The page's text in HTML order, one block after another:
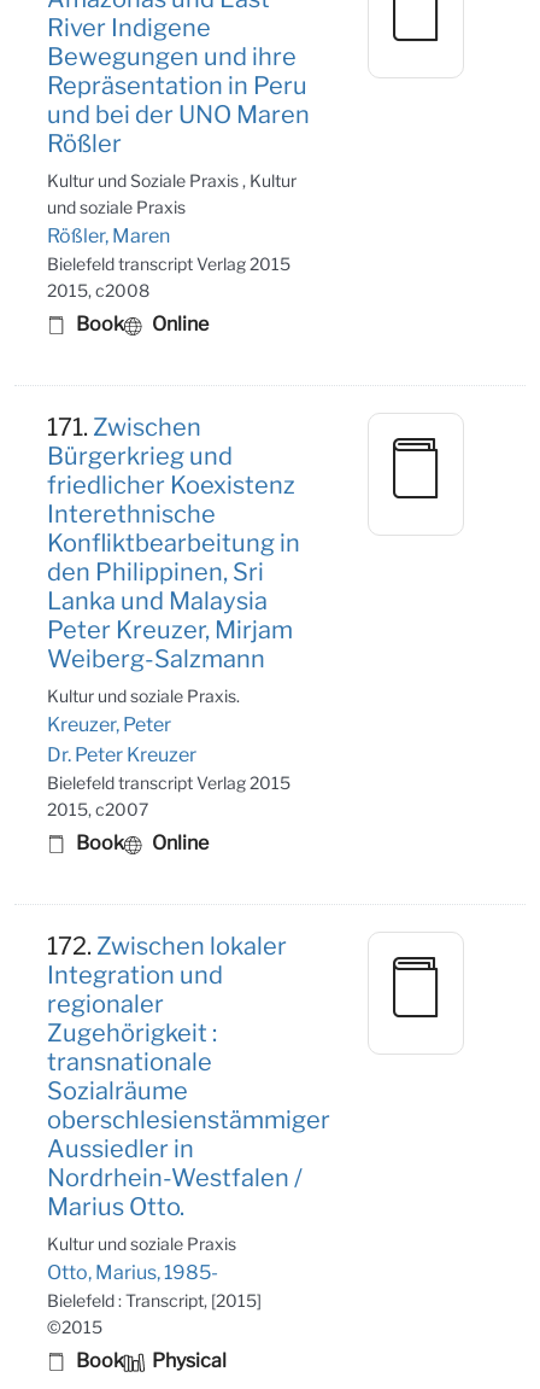
River Indigene
Bewegungen und ihre
Repräsentation in Peru
und bei der UNO Maren
Rößler
Kultur und Soziale Praxis , Kultur
und soziale Praxis
Rößler, Maren
Bielefeld transcript Verlag 2015
2015, c2008
Book Online
171. Zwischen
Bürgerkrieg und
friedlicher Koexistenz
Interethnische
Konfliktbearbeitung in
den Philippinen, Sri
Lanka und Malaysia
Peter Kreuzer, Mirjam
Weiberg-Salzmann
Kultur und soziale Praxis.
Kreuzer, Peter
Dr. Peter Kreuzer
Bielefeld transcript Verlag 2015
2015, c2007
Book Online
172. Zwischen lokaler
Integration und
regionaler
Zugehörigkeit :
transnationale
Sozialräume
oberschlesienstämmiger
Aussiedler in
Nordrhein-Westfalen /
Marius Otto.
Kultur und soziale Praxis
Otto, Marius, 1985-
Bielefeld : Transcript, [2015]
©2015
Book Physical